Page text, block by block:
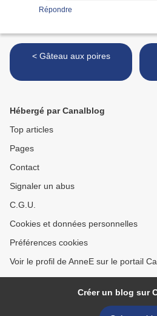
Répondre
< Gâteau aux poires
Hébergé par Canalblog
Top articles
Pages
Contact
Signaler un abus
C.G.U.
Cookies et données personnelles
Préférences cookies
Voir le profil de AnneE sur le portail
Créer un blog sur